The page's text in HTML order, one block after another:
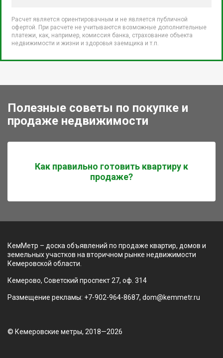
Расчет является ориентировачным и не является публичной
офертой. При расчете не учитываются возможные дополнительные
платежи, как, например, комиссия банка, страхование объекта
недвижимости и жизни и здоровья заемщика и т.п.
Полезные советы по покупке и
продаже недвижимости
Как правильно готовить квартиру к
продаже?
КемМетр – доска объявлений по продаже квартир, домов и
земельных участков на вторичном рынке недвижимости
Кемеровской области.
Кемерово, Советский проспект 27, оф. 314
Размещение рекламы: +7-902-964-8687, dom@kemmetr.ru
© Кемеровские метры, 2018—2026